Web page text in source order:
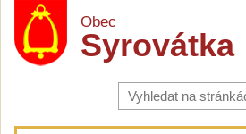
Obec
Syrovátka
Vyhledávání
na
stránkách